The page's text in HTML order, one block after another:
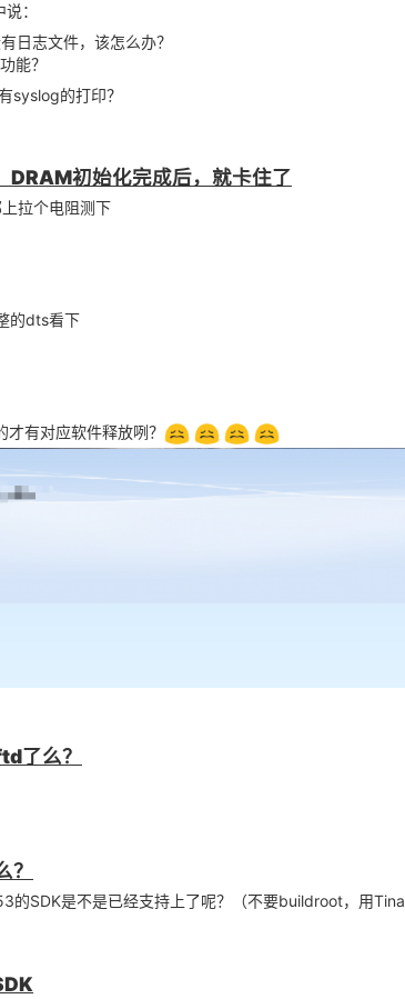
!
说：
日志文件，该怎么办？
能？
syslog的打印？
DRAM初始化完成后，就卡住了
拉个电阻测下
的dts看下
有对应软件释放咧？
了么？
的SDK是不是已经支持上了呢？（不要buildroot，用Tina